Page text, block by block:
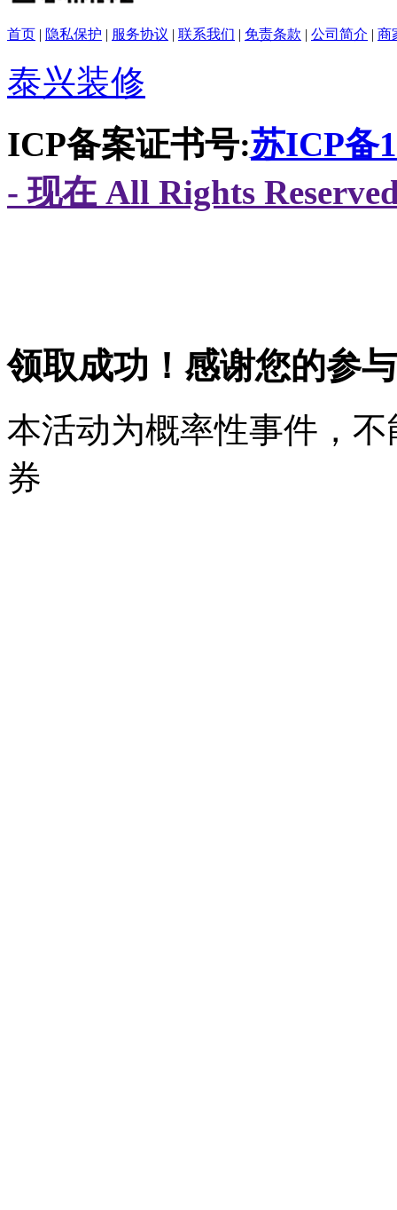
首页 | 隐私保护 | 服务协议 | 联系我们 | 免责条款 | 公司简介 | 商
泰兴装修
ICP备案证书号:苏ICP备
- 现在 All Rights
领取成功！感谢您的参
本活动为概率性事件，
券